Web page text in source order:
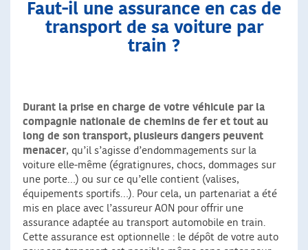
Faut-il une assurance en cas de
transport de sa voiture par
train ?
Durant la prise en charge de votre véhicule par la
compagnie nationale de chemins de fer et tout au
long de son transport, plusieurs dangers peuvent
menacer, qu’il s’agisse d’endommagements sur la
voiture elle-même (égratignures, chocs, dommages sur
une porte…) ou sur ce qu’elle contient (valises,
équipements sportifs…). Pour cela, un partenariat a été
mis en place avec l’assureur AON pour offrir une
assurance adaptée au transport automobile en train.
Cette assurance est optionnelle : le dépôt de votre auto